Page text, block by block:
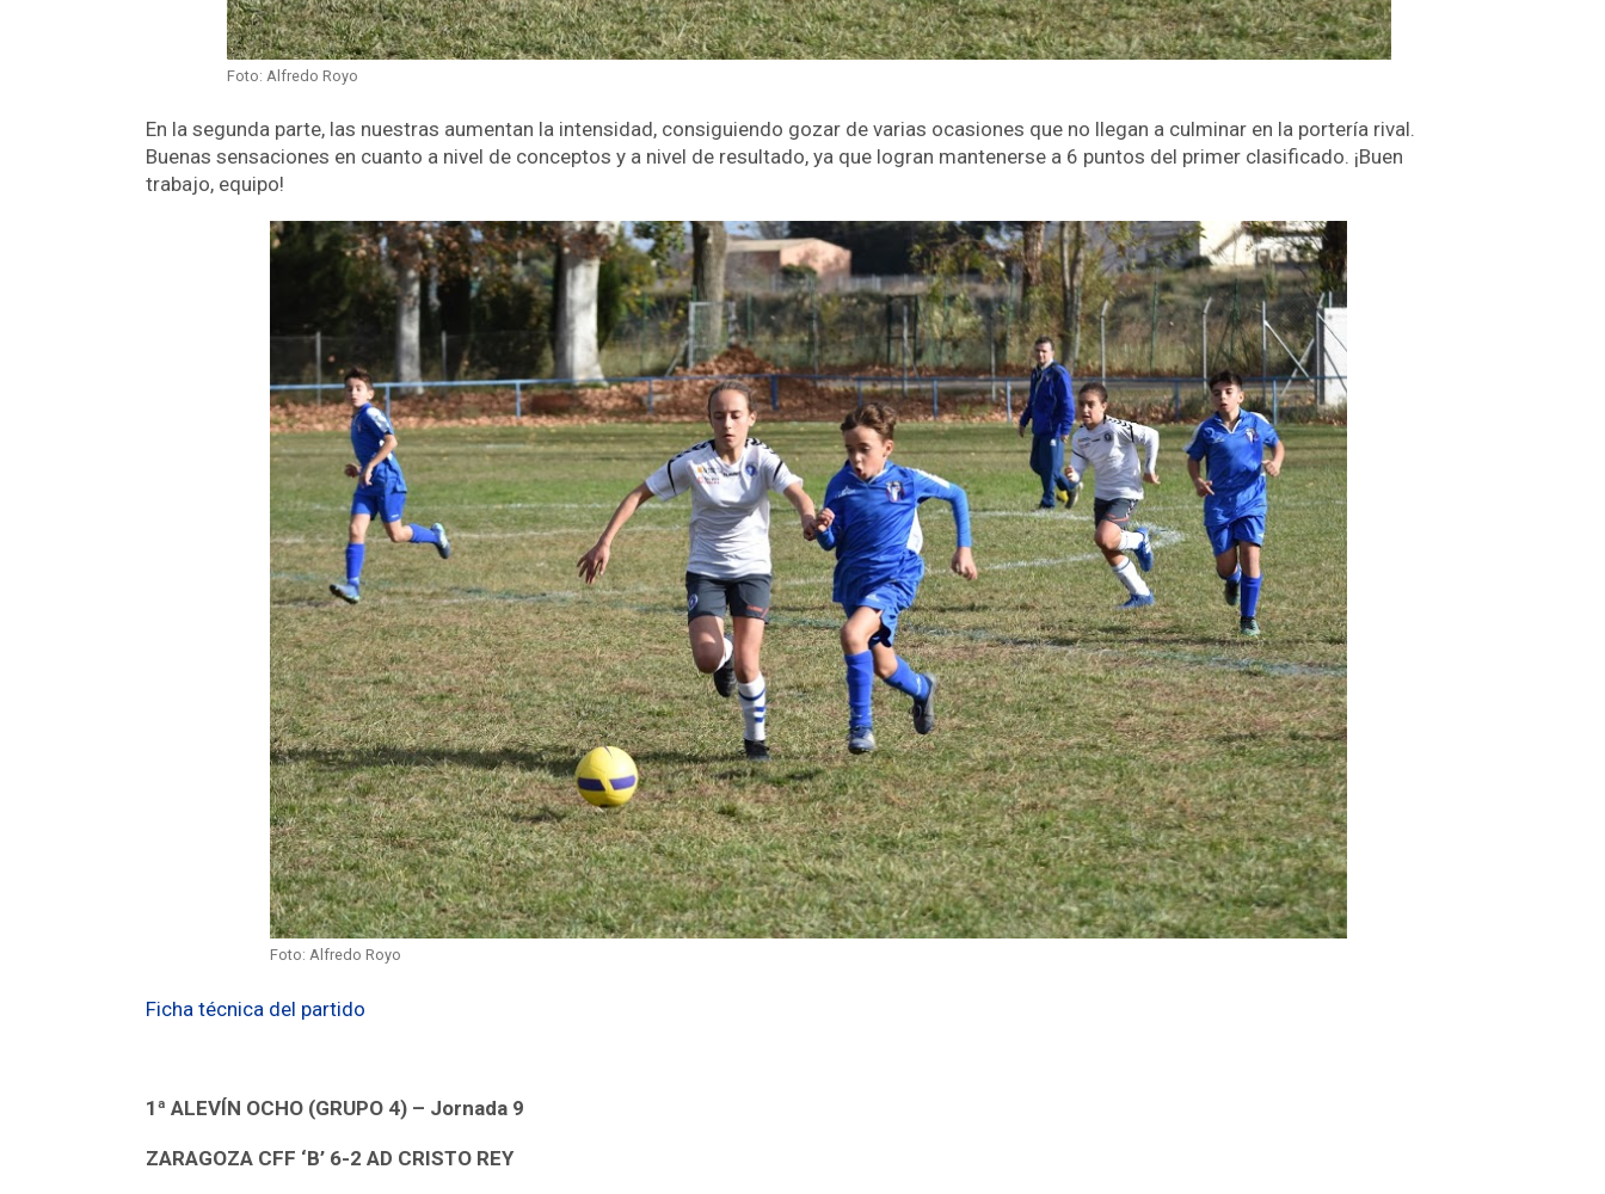
Foto: Alfredo Royo
En la segunda parte, las nuestras aumentan la intensidad, consiguiendo gozar de varias ocasiones que no llegan a culminar en la portería rival.
Buenas sensaciones en cuanto a nivel de conceptos y a nivel de resultado, ya que logran mantenerse a 6 puntos del primer clasificado. ¡Buen
trabajo, equipo!
Foto: Alfredo Royo
Ficha técnica del partido
1ª ALEVÍN OCHO (GRUPO 4) – Jornada 9
ZARAGOZA CFF ‘B’ 6-2 AD CRISTO REY